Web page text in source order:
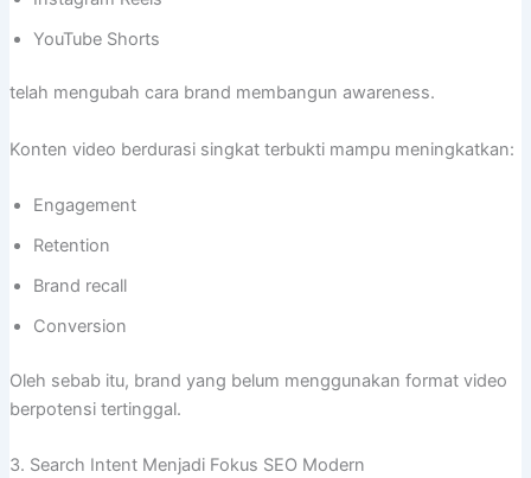
YouTube Shorts
telah mengubah cara brand membangun awareness.
Konten video berdurasi singkat terbukti mampu meningkatkan:
Engagement
Retention
Brand recall
Conversion
Oleh sebab itu, brand yang belum menggunakan format video
berpotensi tertinggal.
3. Search Intent Menjadi Fokus SEO Modern